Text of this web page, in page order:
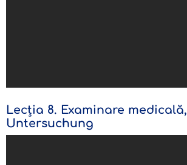
Lecția 8. Examinare medicală,
Untersuchung